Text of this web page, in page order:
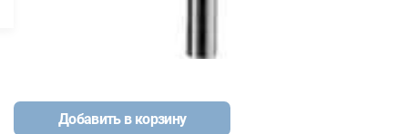
Добавить в корзину